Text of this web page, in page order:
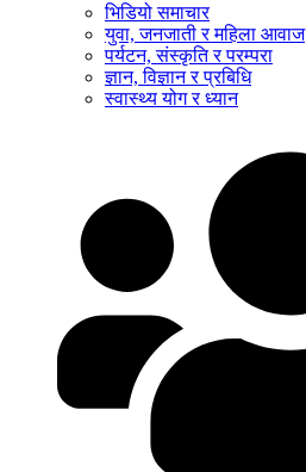
भिडियो समाचार
युवा, जनजाती र महिला आवाज
पर्यटन, संस्कृति र परम्परा
ज्ञान, विज्ञान र प्रबिधि
स्वास्थ्य योग र ध्यान